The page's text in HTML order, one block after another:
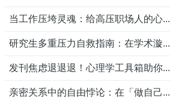
当工作压垮灵魂：给高压职场人的心...
研究生多重压力自救指南：在学术漩...
发刊焦虑退退退！心理学工具箱助你...
亲密关系中的自由悖论：在「做自己...